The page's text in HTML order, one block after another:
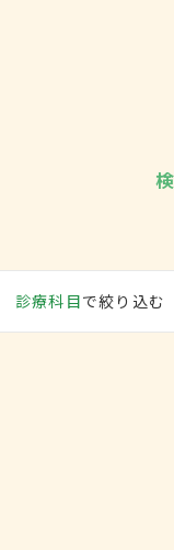
診療科目で絞り込む